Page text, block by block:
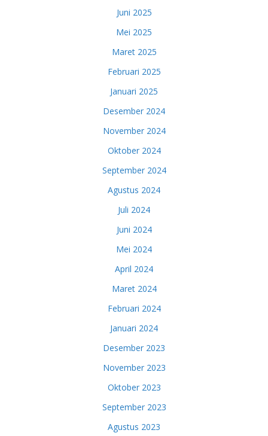
Juni 2025
Mei 2025
Maret 2025
Februari 2025
Januari 2025
Desember 2024
November 2024
Oktober 2024
September 2024
Agustus 2024
Juli 2024
Juni 2024
Mei 2024
April 2024
Maret 2024
Februari 2024
Januari 2024
Desember 2023
November 2023
Oktober 2023
September 2023
Agustus 2023